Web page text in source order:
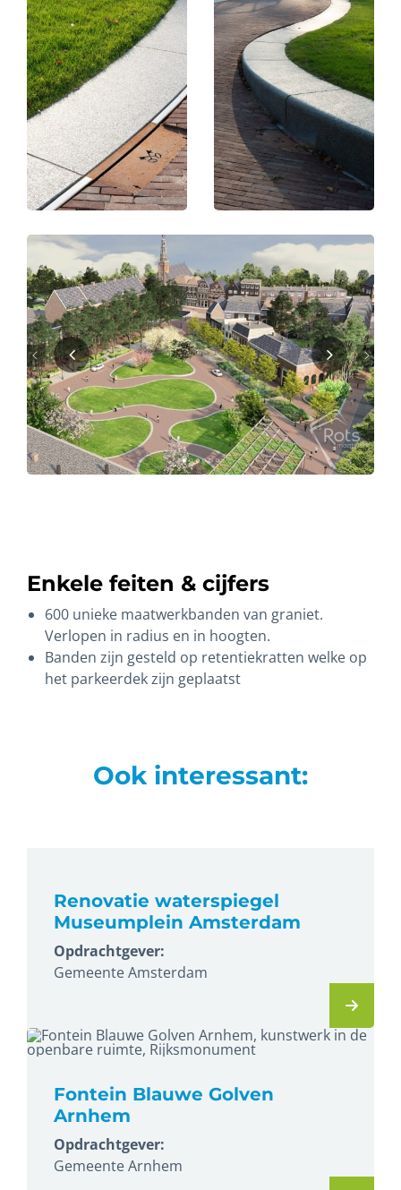
Enkele feiten & cijfers
600 unieke maatwerkbanden van graniet.
Verlopen in radius en in hoogten.
Banden zijn gesteld op retentiekratten welke op
het parkeerdek zijn geplaatst
Ook interessant:
Renovatie waterspiegel
Museumplein Amsterdam
Opdrachtgever:
Gemeente Amsterdam
Fontein Blauwe Golven
Arnhem
Opdrachtgever:
Gemeente Arnhem